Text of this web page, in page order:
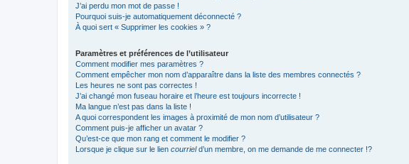
J’ai perdu mon mot de passe !
Pourquoi suis-je automatiquement déconnecté ?
À quoi sert « Supprimer les cookies » ?
Paramètres et préférences de l’utilisateur
Comment modifier mes paramètres ?
Comment empêcher mon nom d’apparaître dans la liste des membres connectés ?
Les heures ne sont pas correctes !
J’ai changé mon fuseau horaire et l’heure est toujours incorrecte !
Ma langue n’est pas dans la liste !
A quoi correspondent les images à proximité de mon nom d’utilisateur ?
Comment puis-je afficher un avatar ?
Qu’est-ce que mon rang et comment le modifier ?
Lorsque je clique sur le lien courrield’un membre, on me demande de me connecter !?